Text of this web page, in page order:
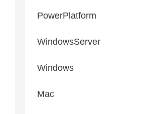
PowerPlatform
WindowsServer
Windows
Mac